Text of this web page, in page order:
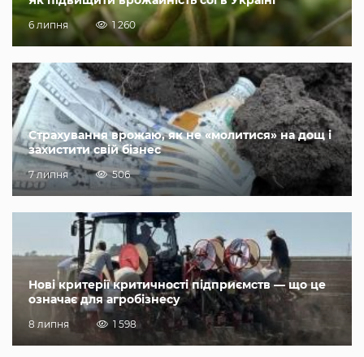
6 липня 1 260
Страхування врожаю, як не «молитися» на дощ і
захистити свій бізнес
7 липня 506
Нові критерії критичності підприємств — що це
означає для агробізнесу
8 липня 1 598